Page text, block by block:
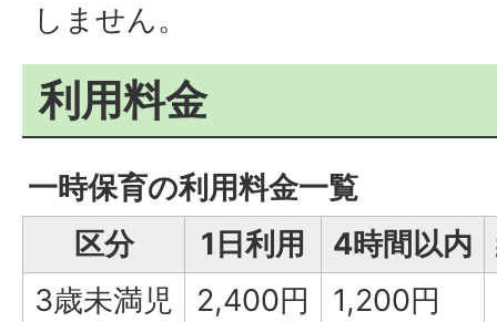
しません。
利用料金
一時保育の利用料金一覧
区分
1日利用 4時間以内
3歳未満児
2,400円 1,200円